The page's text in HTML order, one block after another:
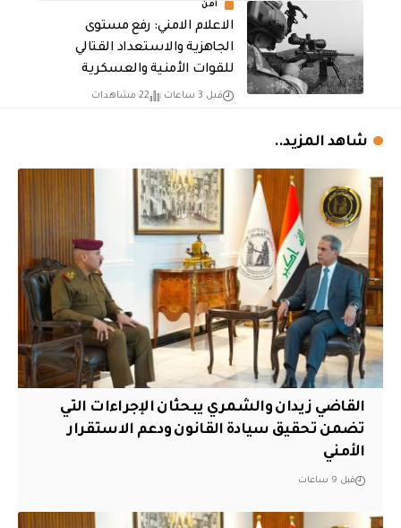
أمن
الاعلام الامني: رفع مستوى
الجاهزية والاستعداد القتالي
للقوات الأمنية والعسكرية
قبل 3 ساعات 22 مشاهدات
شاهد المزيد..
القاضي زيدان والشمري يبحثان الإجراءات التي
تضمن تحقيق سيادة القانون ودعم الاستقرار
الأمني
قبل 9 ساعات